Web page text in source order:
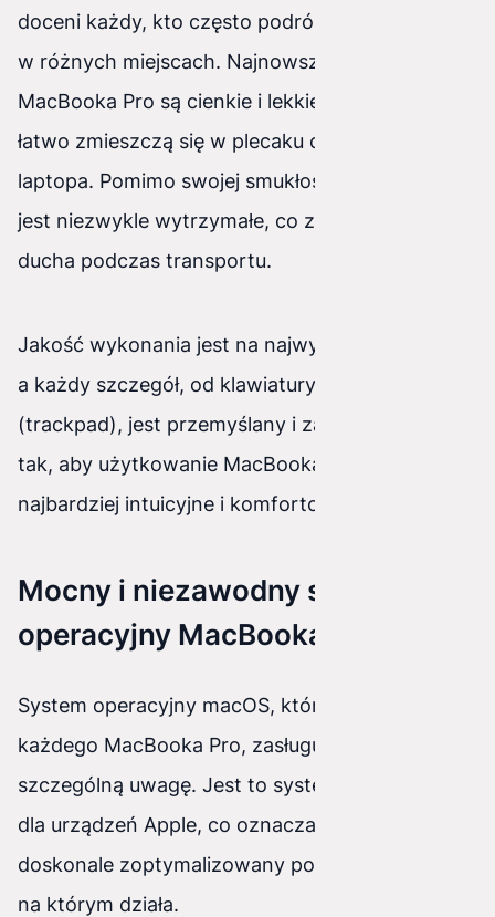
doceni każdy, kto często podróżuje lub pracuje
w różnych miejscach. Najnowsze modele
MacBooka Pro są cienkie i lekkie, co sprawia, że
łatwo zmieszczą się w plecaku czy torbie na
laptopa. Pomimo swojej smukłości, urządzenie
jest niezwykle wytrzymałe, co zapewnia spokój
ducha podczas transportu.
Jakość wykonania jest na najwyższym poziomie,
a każdy szczegół, od klawiatury po gładzik
(trackpad), jest przemyślany i zaprojektowany
tak, aby użytkowanie MacBooka Pro było jak
najbardziej intuicyjne i komfortowe.
Mocny i niezawodny system
operacyjny MacBooka Pro
System operacyjny macOS, który jest sercem
każdego MacBooka Pro, zasługuje na
szczególną uwagę. Jest to system dedykowany
dla urządzeń Apple, co oznacza, że jest
doskonale zoptymalizowany pod kątem sprzętu,
na którym działa.